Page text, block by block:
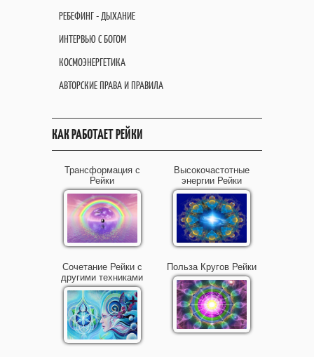
РЕБЕФИНГ - ДЫХАНИЕ
ИНТЕРВЬЮ С БОГОМ
КОСМОЭНЕРГЕТИКА
АВТОРСКИЕ ПРАВА И ПРАВИЛА
КАК РАБОТАЕТ РЕЙКИ
Трансформация с
Рейки
Высокочастотные
энергии Рейки
Сочетание Рейки с
другими техниками
Польза Кругов Рейки